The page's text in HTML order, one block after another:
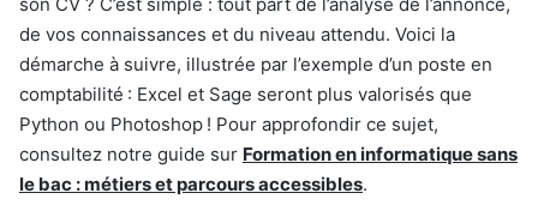
son CV ? C’est simple : tout part de l’analyse de l’annonce,
de vos connaissances et du niveau attendu. Voici la
démarche à suivre, illustrée par l’exemple d’un poste en
comptabilité : Excel et Sage seront plus valorisés que
Python ou Photoshop ! Pour approfondir ce sujet,
consultez notre guide sur Formation en informatique sans
le bac : métiers et parcours accessibles.